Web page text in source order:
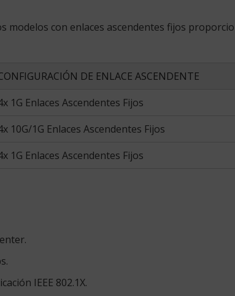
modelos con enlaces ascendentes fijos
DE ENLACE ASCENDENTE
1G Enlaces Ascendentes Fijos
10G/1G Enlaces Ascendentes Fijos
1G Enlaces Ascendentes Fijos
IEEE 802.1X.